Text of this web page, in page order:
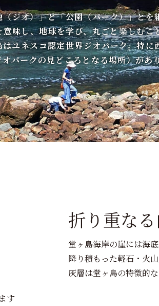
ジオ）」と「公園（パーク）」とを
味し、地球を学び、丸ごと楽しむこ
ユネスコ認定世界ジオパーク。特に
パークの見どころとなる場所）があ
折り重な
堂ヶ島海岸の崖には海
降り積もった軽石・火
灰層は堂ヶ島の特徴的
す